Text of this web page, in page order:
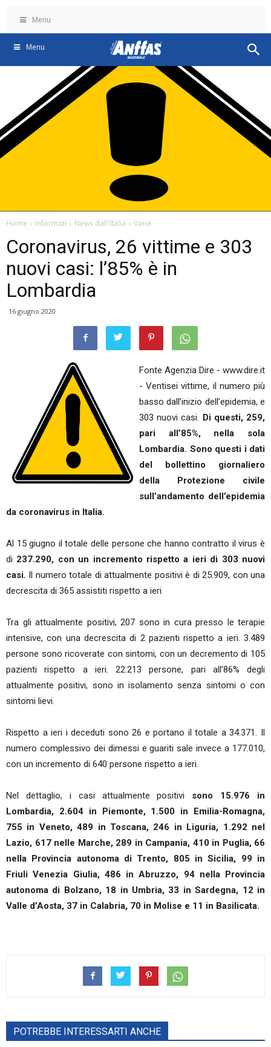
Menu
Menu
Home Informati News dall'Italia Varie
Coronavirus, 26 vittime e 303
nuovi casi: l’85% è in
Lombardia
16 giugno 2020
Fonte Agenzia Dire - www.dire.it
- Ventisei vittime, il numero più
basso dall’inizio dell’epidemia, e
303 nuovi casi. Di questi, 259,
pari all’85%, nella sola
Lombardia. Sono questi i dati
del bollettino giornaliero
della Protezione civile
sull’andamento dell’epidemia
da coronavirus in Italia.
Al 15 giugno il totale delle persone che hanno contratto il virus è
di 237.290, con un incremento rispetto a ieri di 303 nuovi
casi. Il numero totale di attualmente positivi è di 25.909, con una
decrescita di 365 assistiti rispetto a ieri.
Tra gli attualmente positivi, 207 sono in cura presso le terapie
intensive, con una decrescita di 2 pazienti rispetto a ieri. 3.489
persone sono ricoverate con sintomi, con un decremento di 105
pazienti rispetto a ieri. 22.213 persone, pari all’86% degli
attualmente positivi, sono in isolamento senza sintomi o con
sintomi lievi.
Rispetto a ieri i deceduti sono 26 e portano il totale a 34.371. Il
numero complessivo dei dimessi e guariti sale invece a 177.010,
con un incremento di 640 persone rispetto a ieri.
Nel dettaglio, i casi attualmente positivi sono 15.976 in
Lombardia, 2.604 in Piemonte, 1.500 in Emilia-Romagna,
755 in Veneto, 489 in Toscana, 246 in Liguria, 1.292 nel
Lazio, 617 nelle Marche, 289 in Campania, 410 in Puglia, 66
nella Provincia autonoma di Trento, 805 in Sicilia, 99 in
Friuli Venezia Giulia, 486 in Abruzzo, 94 nella Provincia
autonoma di Bolzano, 18 in Umbria, 33 in Sardegna, 12 in
Valle d’Aosta, 37 in Calabria, 70 in Molise e 11 in Basilicata.
POTREBBE INTERESSARTI ANCHE